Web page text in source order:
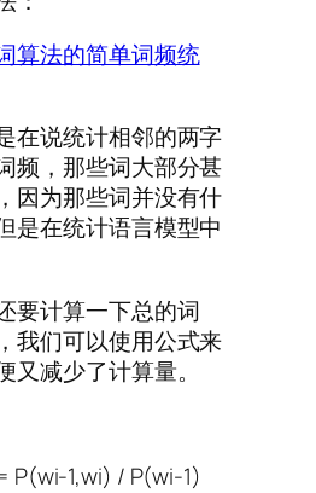
算法的简单词频统
在说统计相邻的两字
频，那些词大部分甚
因为那些词并没有什
是在统计语言模型中
要计算一下总的词
我们可以使用公式来
又减少了计算量。
P(wi-1,wi) / P(wi-1)